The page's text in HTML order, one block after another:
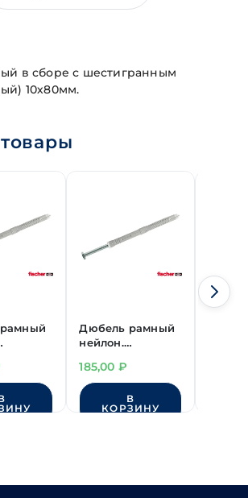
в сборе с шестигранным
10х80мм.
мм
Дюбель рамный
нейлон.
гр 10х100 мм
185,00 ₽
В
КОРЗИНУ